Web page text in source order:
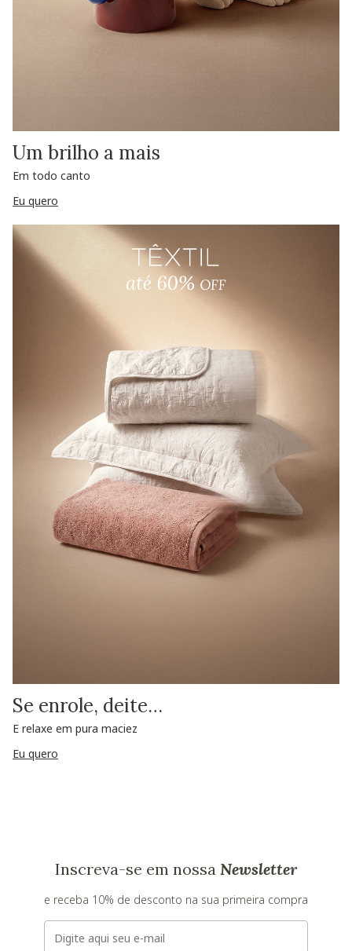
Um brilho a mais
Em todo canto
Eu quero
Se enrole, deite…
E relaxe em pura maciez
Eu quero
Inscreva-se em nossa Newsletter
e receba 10% de desconto na sua primeira compra
E-mail